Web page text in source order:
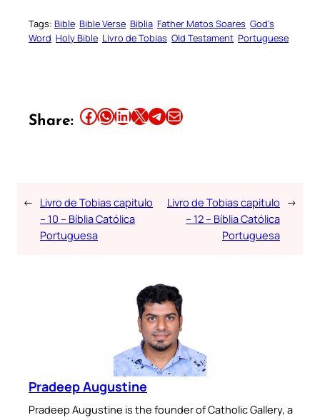
Tags: Bible Bible Verse Biblia Father Matos Soares God’s
Word Holy Bible Livro de Tobias Old Testament Portuguese
Share: Share this article on Facebook Share this article on WhatsApp Share this article on LinkedIn Share this article on X Share this article on TelegramEmail this Article
← Livro de Tobias capitulo
– 10 – Bíblia Católica
Portuguesa
Livro de Tobias capitulo
– 12 – Bíblia Católica
Portuguesa
→
Pradeep Augustine
Pradeep Augustine is the founder of Catholic Gallery, a